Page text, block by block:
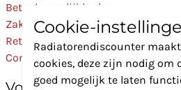
Betaalmogelijkheden
Zakelijk
Retourneren
Contact
Cookie-
Radiatorendiscounter
cookies, deze zijn nodig om
goed mogelijk te laten